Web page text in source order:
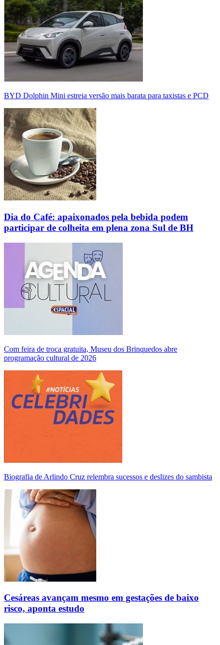
BYD Dolphin Mini estreia versão mais barata para taxistas e PCD
Dia do Café: apaixonados pela bebida podem
participar de colheita em plena zona Sul de BH
Com feira de troca gratuita, Museu dos Brinquedos abre
programação cultural de 2026
Biografia de Arlindo Cruz relembra sucessos e deslizes do sambista
Cesáreas avançam mesmo em gestações de baixo
risco, aponta estudo